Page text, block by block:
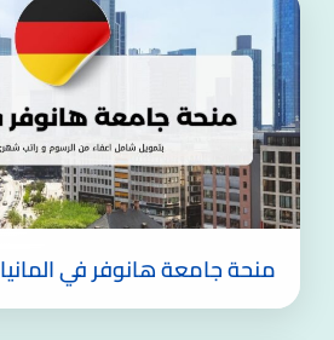
منحة جامعة هانوفر في المانيا